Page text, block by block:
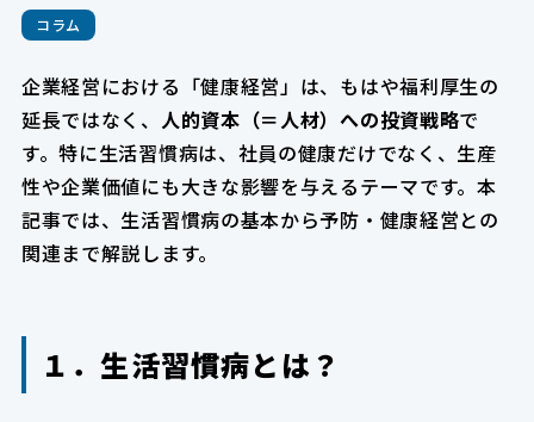
コラム
企業経営における「健康経営」は、もはや福利厚生の
延長ではなく、 人的資本（＝人材）への投資戦略で
す。特に生活習慣病は、社員の健康だけでなく、生産
性や企業価値にも大きな影響を与えるテーマです。本
記事では、生活習慣病の基本から予防・健康経営との
関連まで解説します。
１．生活習慣病とは？